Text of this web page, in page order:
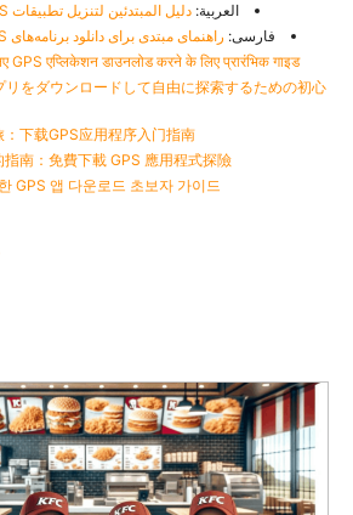
العربية: دليل المبتدئين لتنزيل تطبيقات GPS للاستكشاف المجاني
فارسی: راهنمای مبتدی برای دانلود برنامه‌های GPS برای اکتشاف رایگان
GPS एप्लिकेशन डाउनलोड करने के लिए प्रारंभिक गाइड
リをダウンロードして自由に探索するための初心
：下载GPS应用程序入门指南
南：免費下載 GPS 應用程式探險
GPS 앱 다운로드 초보자 가이드